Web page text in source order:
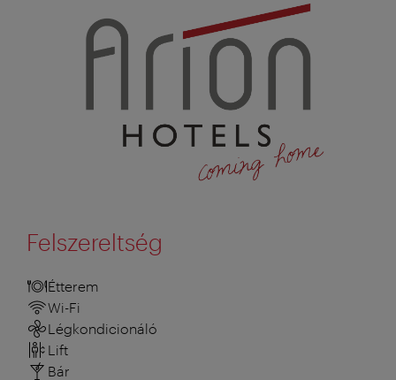
Felszereltség
Étterem
Wi-Fi
Légkondicionáló
Lift
Bár